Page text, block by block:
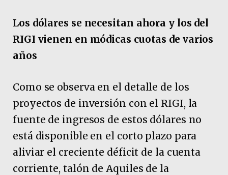
Los dólares se necesitan ahora y los del
RIGI vienen en módicas cuotas de varios
años
Como se observa en el detalle de los
proyectos de inversión con el RIGI, la
fuente de ingresos de estos dólares no
está disponible en el corto plazo para
aliviar el creciente déficit de la cuenta
corriente, talón de Aquiles de la